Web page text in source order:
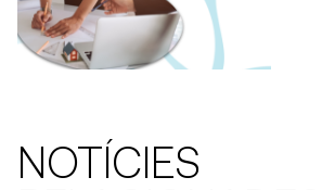
NOTÍCIES